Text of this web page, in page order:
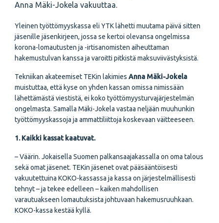
Anna Mäki-Jokela vakuuttaa.
Yleinen työttömyyskassa eli YTK lähetti muutama päivä sitten
jäsenille jäsenkirjeen, jossa se kertoi olevansa ongelmissa
korona-lomautusten ja -irtisanomisten aiheuttaman
hakemustulvan kanssa ja varoitti pitkistä maksuviivästyksistä.
Tekniikan akateemiset TEKin lakimies Anna Mäki-Jokela
muistuttaa, että kyse on yhden kassan omissa nimissään
lähettämästä viestistä, ei koko työttömyysturvajärjestelmän
ongelmasta. Samalla Mäki-Jokela vastaa neljään muuhunkin
työttömyyskassoja ja ammattiliittoja koskevaan väitteeseen.
1. Kaikki kassat kaatuvat.
– Väärin. Jokaisella Suomen palkansaajakassalla on oma talous
sekä omat jäsenet. TEKin jäsenet ovat pääsääntöisesti
vakuutettuina KOKO-kassassa ja kassa on järjestelmällisesti
tehnyt – ja tekee edelleen – kaiken mahdollisen
varautuakseen lomautuksista johtuvaan hakemusruuhkaan.
KOKO-kassa kestää kyllä.